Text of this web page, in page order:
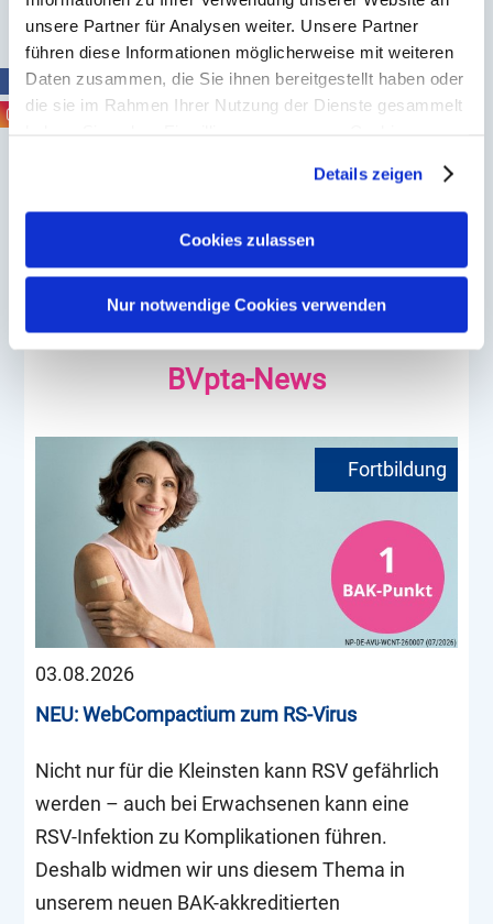
unsere Partner für Analysen weiter. Unsere Partner
führen diese Informationen möglicherweise mit weiteren
Daten zusammen, die Sie ihnen bereitgestellt haben oder
die sie im Rahmen Ihrer Nutzung der Dienste gesammelt
Datenschutzerklärungmehr
darüber, wer wir sind, wie Sie uns kontaktieren können
und wie wir personenbezogene Daten verarbeiten.
Sie können Ihre Einwilligung jederzeit von der
Details zeigen
Cookies zulassen
Nur notwendige Cookies verwenden
© stock.adobe.com / deagreez ( #661470003)
Zurück
BVpta-News
03.08.2026
NEU: WebCompactium zum RS-Virus
Nicht nur für die Kleinsten kann RSV gefährlich
werden – auch bei Erwachsenen kann eine
RSV-Infektion zu Komplikationen führen.
Deshalb widmen wir uns diesem Thema in
unserem neuen BAK-akkreditierten